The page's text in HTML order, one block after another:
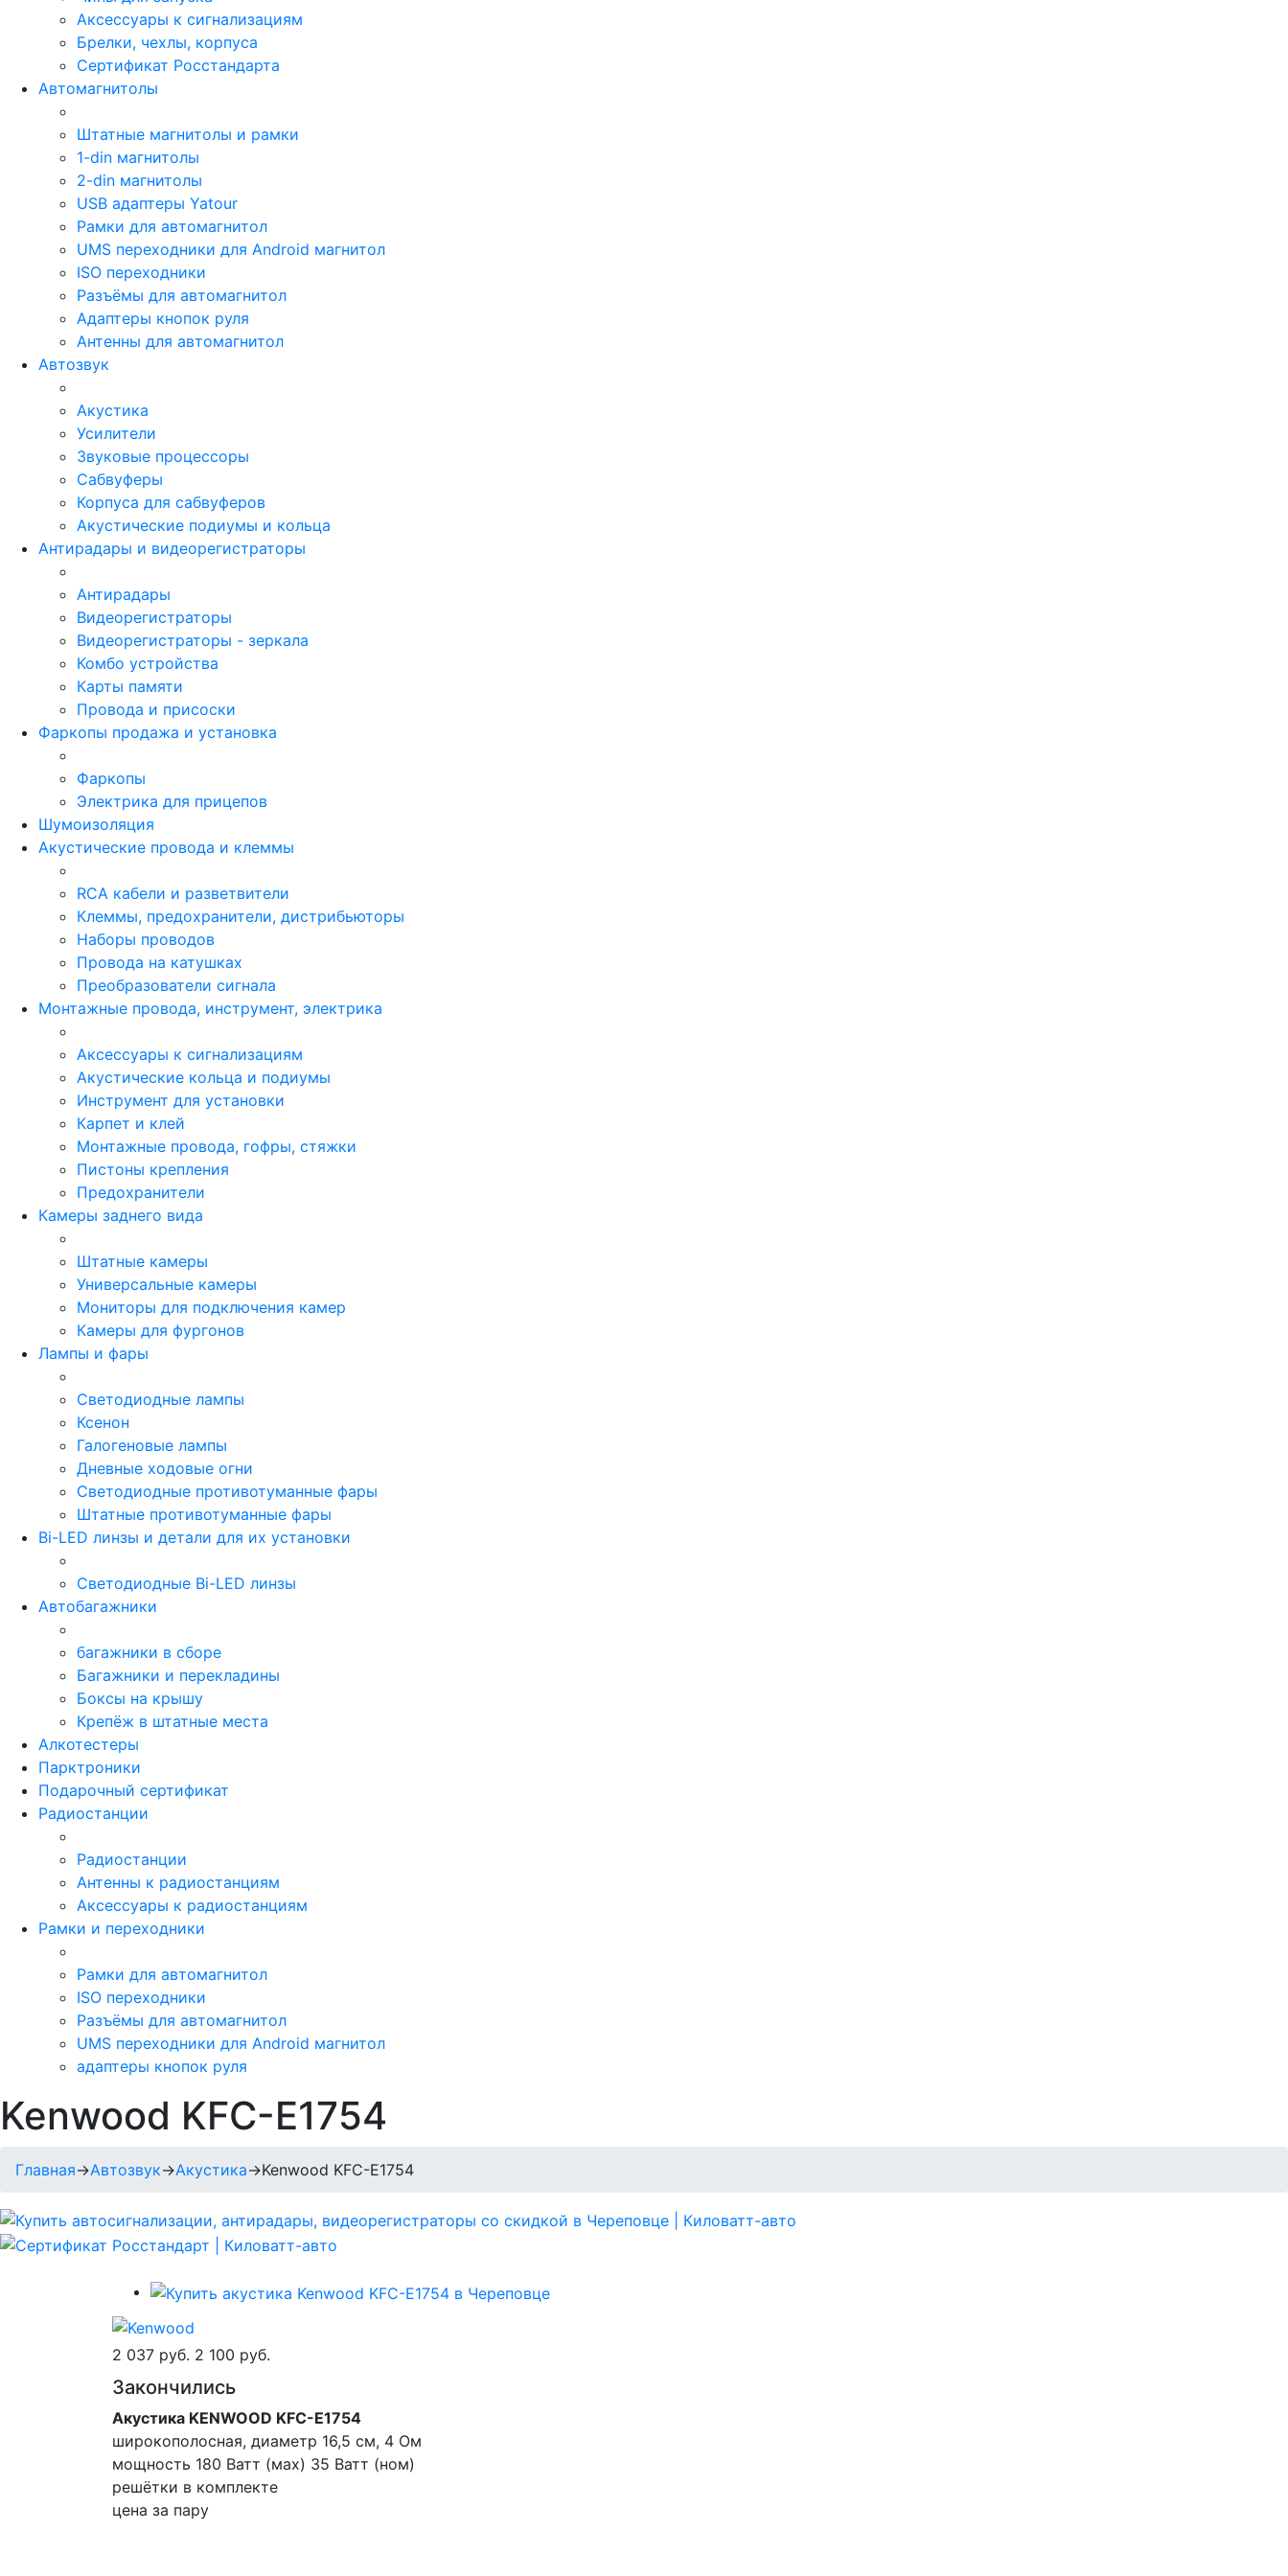
Аксессуары к сигнализациям
Брелки, чехлы, корпуса
Сертификат Росстандарта
Автомагнитолы
Штатные магнитолы и рамки
1-din магнитолы
2-din магнитолы
USB адаптеры Yatour
Рамки для автомагнитол
UMS переходники для Android магнитол
ISO переходники
Разъёмы для автомагнитол
Адаптеры кнопок руля
Антенны для автомагнитол
Автозвук
Акустика
Усилители
Звуковые процессоры
Сабвуферы
Корпуса для сабвуферов
Акустические подиумы и кольца
Антирадары и видеорегистраторы
Антирадары
Видеорегистраторы
Видеорегистраторы - зеркала
Комбо устройства
Карты памяти
Провода и присоски
Фаркопы продажа и установка
Фаркопы
Электрика для прицепов
Шумоизоляция
Акустические провода и клеммы
RCA кабели и разветвители
Клеммы, предохранители, дистрибьюторы
Наборы проводов
Провода на катушках
Преобразователи сигнала
Монтажные провода, инструмент, электрика
Аксессуары к сигнализациям
Акустические кольца и подиумы
Инструмент для установки
Карпет и клей
Монтажные провода, гофры, стяжки
Пистоны крепления
Предохранители
Камеры заднего вида
Штатные камеры
Универсальные камеры
Мониторы для подключения камер
Камеры для фургонов
Лампы и фары
Светодиодные лампы
Ксенон
Галогеновые лампы
Дневные ходовые огни
Светодиодные противотуманные фары
Штатные противотуманные фары
Bi-LED линзы и детали для их установки
Светодиодные Bi-LED линзы
Автобагажники
багажники в сборе
Багажники и перекладины
Боксы на крышу
Крепёж в штатные места
Алкотестеры
Парктроники
Подарочный сертификат
Радиостанции
Радиостанции
Антенны к радиостанциям
Аксессуары к радиостанциям
Рамки и переходники
Рамки для автомагнитол
ISO переходники
Разъёмы для автомагнитол
UMS переходники для Android магнитол
адаптеры кнопок руля
Kenwood KFC-E1754
Главная→Автозвук→Акустика→Kenwood KFC-E1754
2 037 руб. 2 100 руб.
Закончились
Акустика KENWOOD KFC-E1754
широкополосная, диаметр 16,5 см, 4 Ом
мощность 180 Ватт (мах) 35 Ватт (ном)
решётки в комплекте
цена за пару